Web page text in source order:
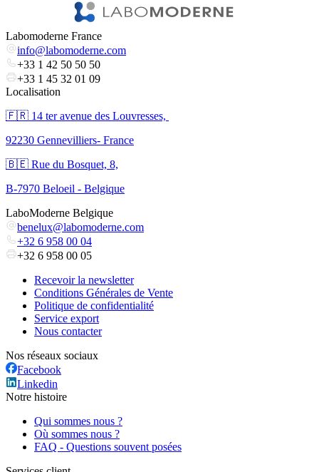
Labomoderne France
info@labomoderne.com
+33 1 42 50 50 50
+33 1 45 32 01 09
Localisation
🇫🇷 ​14 ter avenue des Louvresses,
92230 Gennevilliers- France
🇧🇪 Rue du Bosquet, 8,
B-7970 Beloeil - Belgique
LaboModerne Belgique
benelux@labomoderne.com
+32 6 958 00 04
+32 6 958 00 05
Recevoir la newsletter
Conditions Générales de Vente
Politique de confidentialité
Service export
Nous contacter
Nos réseaux sociaux
Facebook
Linkedin
Notre histoire
Qui sommes nous ?
Où sommes nous ?
FAQ - Questions souvent posées